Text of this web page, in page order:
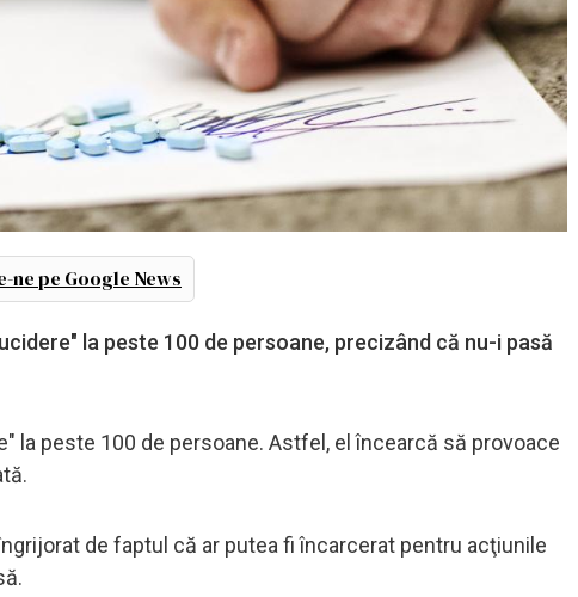
ne pe Google News
la peste 100 de persoane, precizând că nu-i pasă
la peste 100 de persoane. Astfel, el încearcă să provoace
de faptul că ar putea fi încarcerat pentru acţiunile